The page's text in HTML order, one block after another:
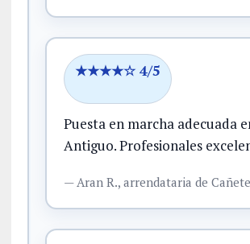
★★★★☆ 4/5
Puesta en marcha adecuada
Antiguo.Profesionales
—Aran R., arrendataria de